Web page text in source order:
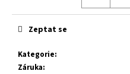
Kategorie:
Záruka:
Zeptat se
DĚTSKÝ
DOMEK
3,7
M²